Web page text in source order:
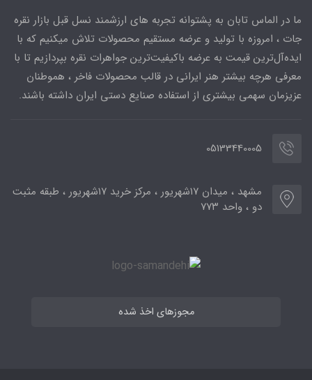
ما در الماس تابان به پشتوانه تجربه های ارزشمند نسل قبل بازار نقره
جات ، امروزه با تولید و عرضه مستقیم محصولات تلاش میکنیم که با
ایده‌آل‌ترین قیمت به عرضه باکیفیت‌ترین جواهرات نقره بپردازیم تا با
معرفی هرچه بیشتر هنر ایرانی در قالب محصولات فاخر ، هموطنان
عزیزمان سهمی بیشتری از استفاده صنایع دستی ایران داشته باشند.
05133440005
مشهد ، میدان ۱۷شهریور ، مرکز خرید ۱۷شهریور ، طبقه مثبت
دو ، واحد ۷۷۳
مجوزهای اخذ شده